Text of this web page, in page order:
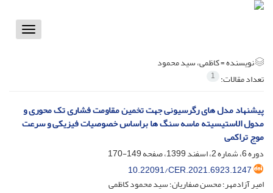
Toggle
نویسنده =کاظمی، سید محمود
تعداد مقالات: 1
پیشنهاد مدل های رگرسیونی جهت تخمین مقاومت فشاری تک محوری و
مدول الاستیسیته ماسه سنگ ها براساس خصوصیات فیزیکی و سرعت
موج تراکمی
دوره 6، شماره 2، اسفند 1399، صفحه
149-170
10.22091/CER.2021.6923.1247
امیر آزادمهر؛ محسن صفاریان؛ سید محمود کاظمی